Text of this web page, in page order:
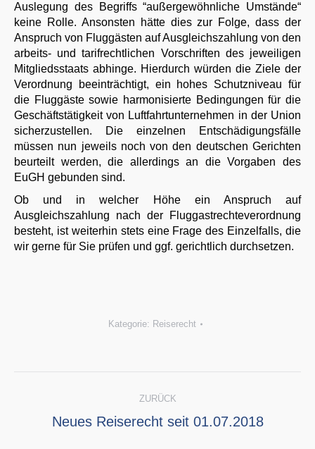
Auslegung des Begriffs “außergewöhnliche Umstände“
keine Rolle. Ansonsten hätte dies zur Folge, dass der
Anspruch von Fluggästen auf Ausgleichszahlung von den
arbeits- und tarifrechtlichen Vorschriften des jeweiligen
Mitgliedsstaats abhinge. Hierdurch würden die Ziele der
Verordnung beeinträchtigt, ein hohes Schutzniveau für
die Fluggäste sowie harmonisierte Bedingungen für die
Geschäftstätigkeit von Luftfahrtunternehmen in der Union
sicherzustellen. Die einzelnen Entschädigungsfälle
müssen nun jeweils noch von den deutschen Gerichten
beurteilt werden, die allerdings an die Vorgaben des
EuGH gebunden sind.
Ob und in welcher Höhe ein Anspruch auf
Ausgleichszahlung nach der Fluggastrechteverordnung
besteht, ist weiterhin stets eine Frage des Einzelfalls, die
wir gerne für Sie prüfen und ggf. gerichtlich durchsetzen.
Kategorie: Reiserecht
Kommentarnavigation
ZURÜCK
Vorheriger
Neues Reiserecht seit 01.07.2018